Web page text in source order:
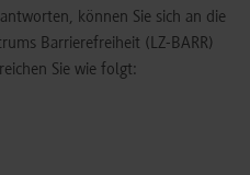
können Sie sich an die
Barrierefreiheit (LZ-BARR)
Sie wie folgt: